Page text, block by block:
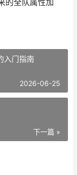
的全队属性加
入门指南
2026-06-25
下一篇 »